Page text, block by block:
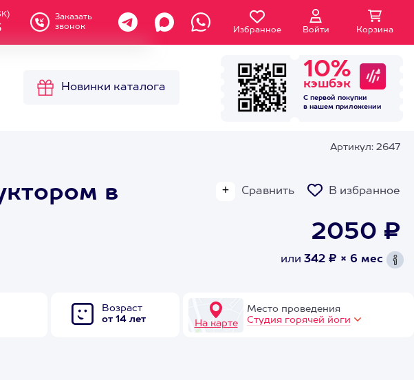
Заказать
звонок
Избранное Войти Корзина
Новинки каталога
10%
кэшбэк
С первой покупки
в нашем приложении
Артикул: 2647
в
Сравнить В избранное
2050 ₽
или 342 ₽ × 6 мес
Возраст
от 14 лет
На карте
Место проведения
Студия горячей йоги